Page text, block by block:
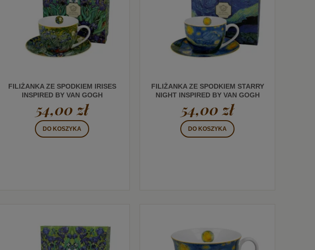
FILIŻANKA ZE SPODKIEM IRISES
INSPIRED BY VAN GOGH
54,00 zł
DO KOSZYKA
FILIŻANKA ZE SPODKIEM STARRY
NIGHT INSPIRED BY VAN GOGH
54,00 zł
DO KOSZYKA